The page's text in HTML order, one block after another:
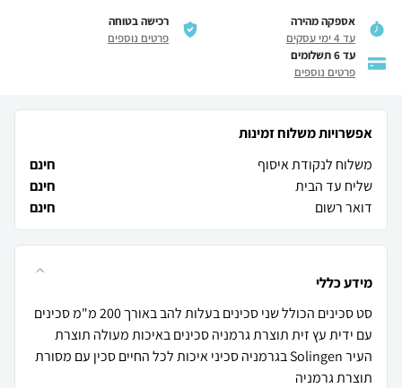
אספקה מהירה
עד 4 ימי עסקים
רכישה בטוחה
פרטים נוספים
עד 6 תשלומים
פרטים נוספים
אפשרויות משלוח זמינות
משלוח לנקודת איסוף
חינם
שליח עד הבית
חינם
דואר רשום
חינם
מידע כללי
סט סכינים הכולל שני סכינים בעלות להב באורך 200 מ"מ סכינים
עם ידית עץ זית תוצרת גרמניה סכינים באיכות מעולה תוצרת
העיר Solingen בגרמניה סכיני איכות לכל החיים סכין עם מסורת
תוצרת גרמניה